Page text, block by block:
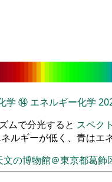
学 ⑭ エネルギー化学
ムで分光すると スペク
ルギーが低く、青はエ
の博物館＠東京都葛飾